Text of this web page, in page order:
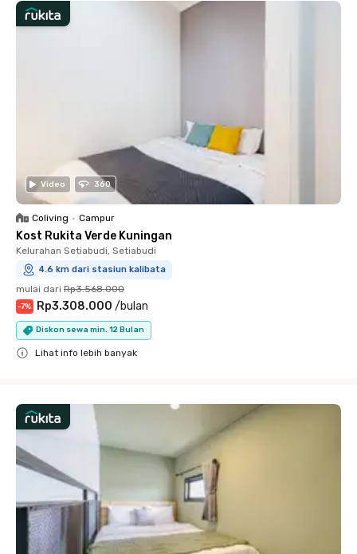
Video 360
Coliving • Campur
Kost Rukita Verde Kuningan
Kelurahan Setiabudi, Setiabudi
4.6 km dari stasiun kalibata
mulai dari Rp3.568.000
-7% Rp3.308.000 /bulan
Diskon sewa min. 12 Bulan
Lihat info lebih banyak